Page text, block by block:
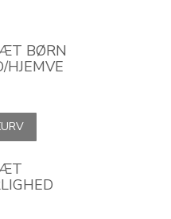
BØRN
HJEMVE